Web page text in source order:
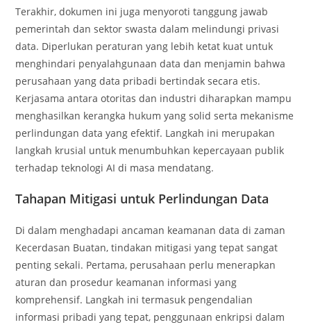
Terakhir, dokumen ini juga menyoroti tanggung jawab
pemerintah dan sektor swasta dalam melindungi privasi
data. Diperlukan peraturan yang lebih ketat kuat untuk
menghindari penyalahgunaan data dan menjamin bahwa
perusahaan yang data pribadi bertindak secara etis.
Kerjasama antara otoritas dan industri diharapkan mampu
menghasilkan kerangka hukum yang solid serta mekanisme
perlindungan data yang efektif. Langkah ini merupakan
langkah krusial untuk menumbuhkan kepercayaan publik
terhadap teknologi AI di masa mendatang.
Tahapan Mitigasi untuk Perlindungan Data
Di dalam menghadapi ancaman keamanan data di zaman
Kecerdasan Buatan, tindakan mitigasi yang tepat sangat
penting sekali. Pertama, perusahaan perlu menerapkan
aturan dan prosedur keamanan informasi yang
komprehensif. Langkah ini termasuk pengendalian
informasi pribadi yang tepat, penggunaan enkripsi dalam